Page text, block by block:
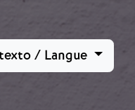
/ Langue